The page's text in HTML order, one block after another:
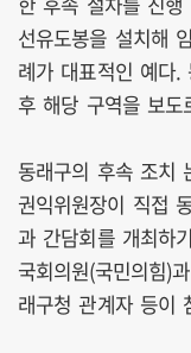
선유도봉을 설치해
례가 대표적인 예다.
후 해당 구역을 보도
동래구의 후속 조치
권익위원장이 직접
과 간담회를 개최하
국회의원(국민의힘)
래구청 관계자 등이